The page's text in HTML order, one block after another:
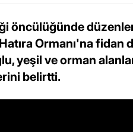
öncülüğünde
Ormanı'na fidan
yeşil ve orman
belirtti.